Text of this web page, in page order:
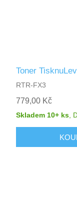
Toner
RTR-FX3
779,00 Kč
Skladem 10+ ks,